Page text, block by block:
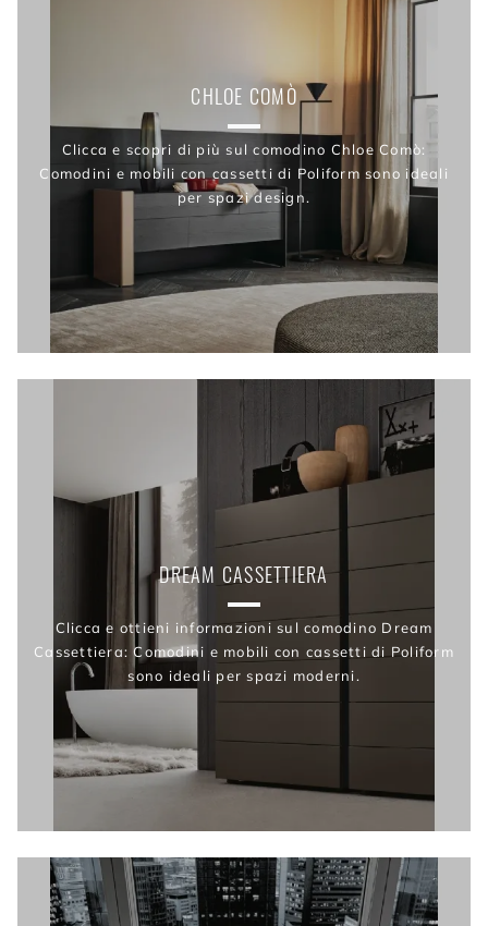
CHLOE COMÒ
Clicca e scopri di più sul comodino Chloe Comò:
Comodini e mobili con cassetti di Poliform sono ideali
per spazi design.
DREAM CASSETTIERA
Clicca e ottieni informazioni sul comodino Dream
Cassettiera: Comodini e mobili con cassetti di Poliform
sono ideali per spazi moderni.